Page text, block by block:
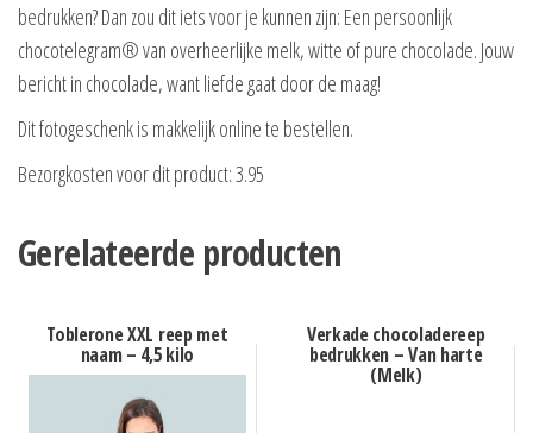
bedrukken? Dan zou dit iets voor je kunnen zijn: Een persoonlijk
chocotelegram® van overheerlijke melk, witte of pure chocolade. Jouw
bericht in chocolade, want liefde gaat door de maag!
Dit fotogeschenk is makkelijk online te bestellen.
Bezorgkosten voor dit product: 3.95
Gerelateerde producten
Toblerone XXL reep met
naam – 4,5 kilo
Verkade chocoladereep
bedrukken – Van harte
(Melk)